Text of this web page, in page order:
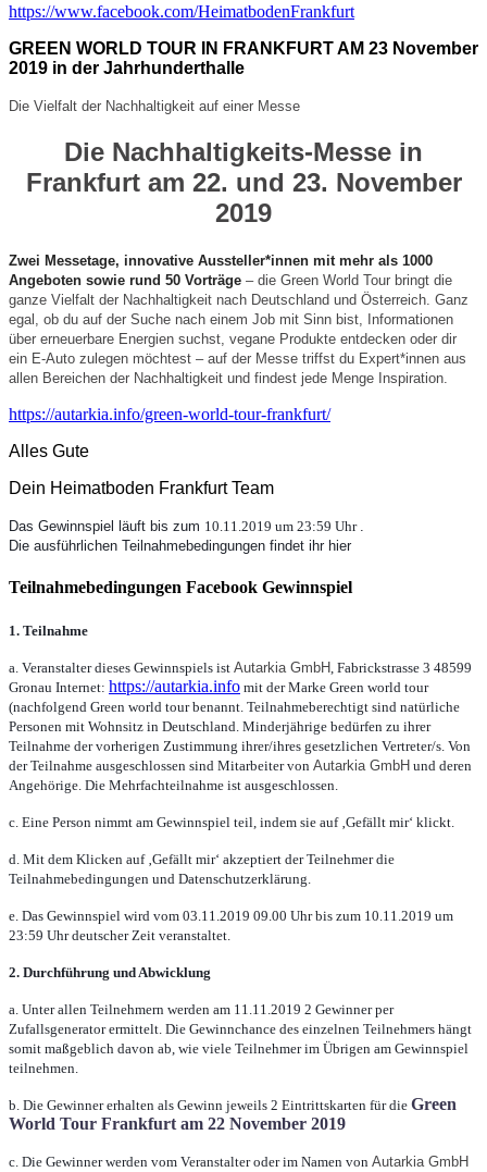
https://www.facebook.com/HeimatbodenFrankfurt
GREEN WORLD TOUR IN FRANKFURT AM 23 November
2019 in der Jahrhunderthalle
Die Vielfalt der Nachhaltigkeit auf einer Messe
Die Nachhaltigkeits-Messe in
Frankfurt am 22. und 23. November
2019
Zwei Messetage, innovative Aussteller*innen mit mehr als 1000
Angeboten sowie rund 50 Vorträge – die Green World Tour bringt die
ganze Vielfalt der Nachhaltigkeit nach Deutschland und Österreich. Ganz
egal, ob du auf der Suche nach einem Job mit Sinn bist, Informationen
über erneuerbare Energien suchst, vegane Produkte entdecken oder dir
ein E-Auto zulegen möchtest – auf der Messe triffst du Expert*innen aus
allen Bereichen der Nachhaltigkeit und findest jede Menge Inspiration.
https://autarkia.info/green-world-tour-frankfurt/
Alles Gute
Dein Heimatboden Frankfurt Team
Das Gewinnspiel läuft bis zum 10.11.2019 um 23:59 Uhr
Die ausführlichen Teilnahmebedingungen findet ihr hier
Teilnahmebedingungen Facebook Gewinnspiel
1. Teilnahme
a. Veranstalter dieses Gewinnspiels ist Autarkia GmbH, Fabrickstrasse 3 48599
Gronau Internet: https://autarkia.info mit der Marke Green world tour
(nachfolgend Green world tour benannt. Teilnahmeberechtigt sind natürliche
Personen mit Wohnsitz in Deutschland. Minderjährige bedürfen zu ihrer
Teilnahme der vorherigen Zustimmung ihrer/ihres gesetzlichen Vertreter/s. Von
der Teilnahme ausgeschlossen sind Mitarbeiter von Autarkia GmbH und deren
Angehörige. Die Mehrfachteilnahme ist ausgeschlossen.
c. Eine Person nimmt am Gewinnspiel teil, indem sie auf ‚Gefällt mir‘ klickt.
d. Mit dem Klicken auf ‚Gefällt mir‘ akzeptiert der Teilnehmer die
Teilnahmebedingungen und Datenschutzerklärung.
e. Das Gewinnspiel wird vom 03.11.2019 09.00 Uhr bis zum 10.11.2019 um
23:59 Uhr deutscher Zeit veranstaltet.
2. Durchführung und Abwicklung
a. Unter allen Teilnehmern werden am 11.11.2019 2 Gewinner per
Zufallsgenerator ermittelt. Die Gewinnchance des einzelnen Teilnehmers hängt
somit maßgeblich davon ab, wie viele Teilnehmer im Übrigen am Gewinnspiel
teilnehmen.
b. Die Gewinner erhalten als Gewinn jeweils 2 Eintrittskarten für die Green
World Tour Frankfurt am 22 November 2019
c. Die Gewinner werden vom Veranstalter oder im Namen von Autarkia GmbH